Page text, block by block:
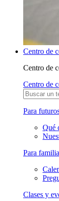
Centro de
Centro de
Centro de
Para
Qué
Para
Clases y